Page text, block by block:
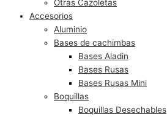
Otras Cazoletas
Accesorios
Aluminio
Bases de cachimbas
Bases Aladin
Bases Rusas
Bases Rusas Mini
Boquillas
Boquillas Desechables